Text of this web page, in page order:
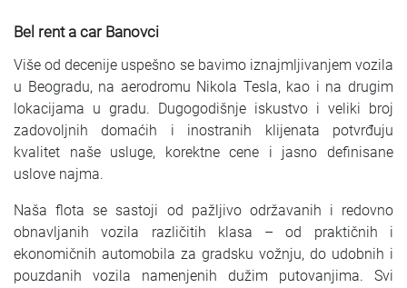
Bel rent a car Banovci
Više od decenije uspešno se bavimo iznajmljivanjem vozila
u Beogradu, na aerodromu Nikola Tesla, kao i na drugim
lokacijama u gradu. Dugogodišnje iskustvo i veliki broj
zadovoljnih domaćih i inostranih klijenata potvrđuju
kvalitet naše usluge, korektne cene i jasno definisane
uslove najma.
Naša flota se sastoji od pažljivo održavanih i redovno
obnavljanih vozila različitih klasa – od praktičnih i
ekonomičnih automobila za gradsku vožnju, do udobnih i
pouzdanih vozila namenjenih dužim putovanjima. Svi